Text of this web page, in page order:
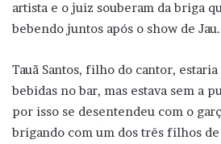
artista e o juiz souberam da briga
bebendo juntos após o show de Jau.
Tauã Santos, filho do cantor,
bebidas no bar, mas estava sem a
por isso se desentendeu com o
brigando com um dos três filhos de